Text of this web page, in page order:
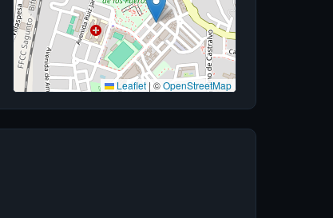
Leaflet | ©OpenStreetMap